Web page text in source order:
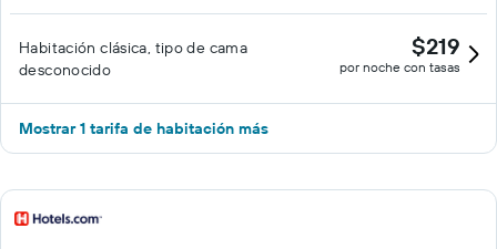
Habitación clásica, tipo de cama
desconocido
$219
por noche con tasas
Mostrar 1 tarifa de habitación más